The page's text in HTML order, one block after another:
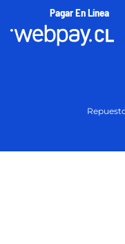
Pagar En Línea